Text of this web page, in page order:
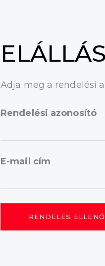
Adja meg a rendelési
Rendelési azonosító
E-mail cím
RENDELÉS